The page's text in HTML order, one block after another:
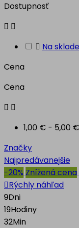
Dostupnosť
 
 Na sklade
Cena
Cena
 
1,00 € - 5,00 €
Značky
Najpredávanejšie
-20% Znížená cena
Rýchly náhľad
9Dni
19Hodiny
32Min